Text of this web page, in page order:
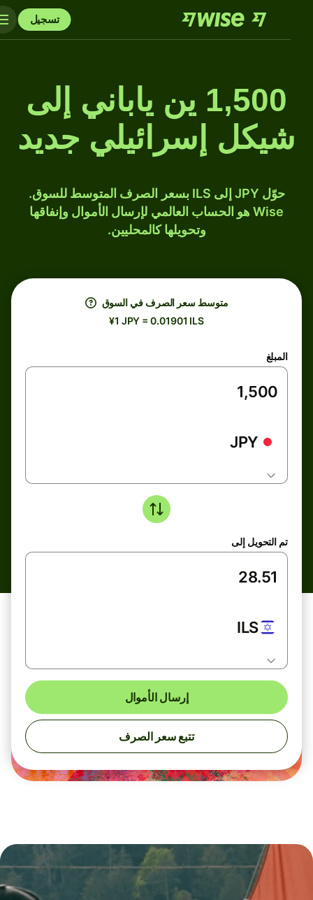
تسجيل
1,500 ين ياباني إلى
شيكل إسرائيلي جديد
حوّل JPY إلى ILS بسعر الصرف المتوسط للسوق.
Wise هو الحساب العالمي لإرسال الأموال وإنفاقها
وتحويلها كالمحليين.
متوسط ​​سعر الصرف في السوق
¥1 JPY = 0.01901 ILS
المبلغ
JPY
تم التحويل إلى
ILS
إرسال الأموال
تتبع سعر الصرف